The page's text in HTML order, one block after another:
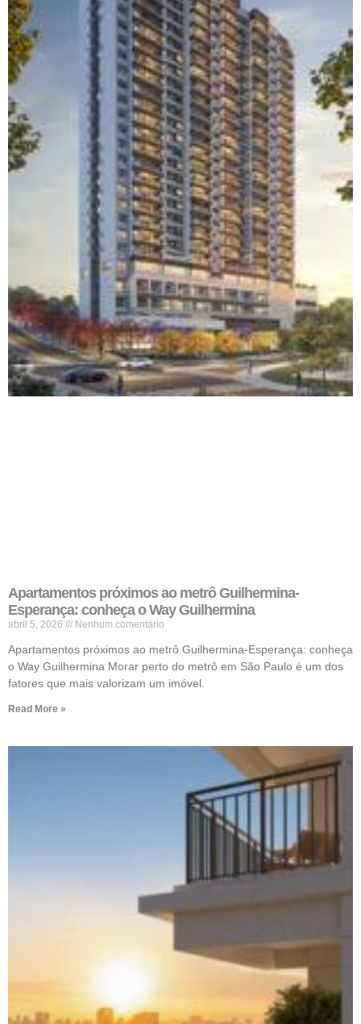
Apartamentos próximos ao metrô Guilhermina-
Esperança: conheça o Way Guilhermina
abril 5, 2026 Nenhum comentário
Apartamentos próximos ao metrô Guilhermina-Esperança: conheça
o Way Guilhermina Morar perto do metrô em São Paulo é um dos
fatores que mais valorizam um imóvel.
Read More »